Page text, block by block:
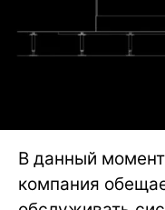
В данный
компания